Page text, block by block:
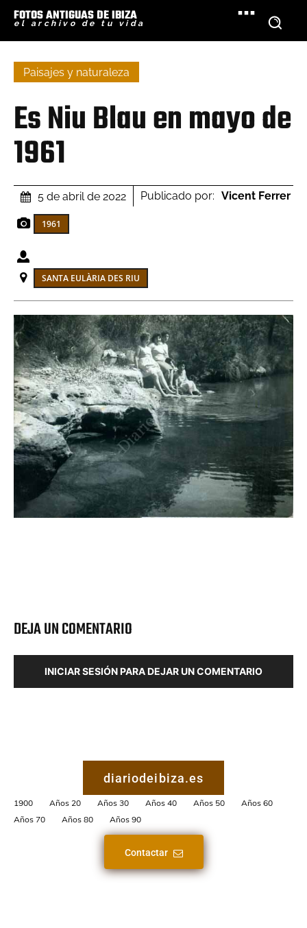
FOTOS ANTIGUAS DE IBIZA
el archivo de tu vida
Paisajes y naturaleza
Es Niu Blau en mayo de
1961
5 de abril de 2022 Publicado por: Vicent Ferrer
1961
SANTA EULÀRIA DES RIU
DEJA UN COMENTARIO
INICIAR SESIÓN PARA DEJAR UN COMENTARIO
diariodeibiza.es
1900 Años 20 Años 30 Años 40 Años 50
Años 60
Años 70
Años 80 Años 90
Contactar